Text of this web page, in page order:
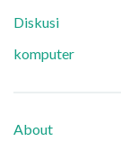
Diskusi
komputer
About